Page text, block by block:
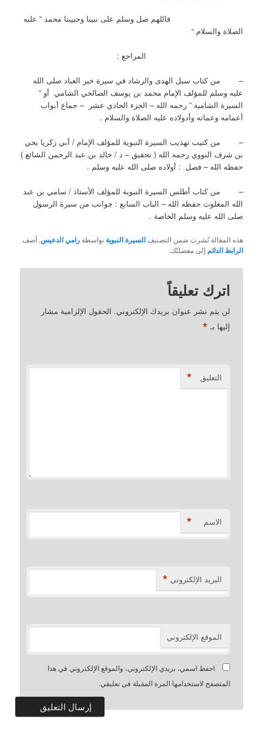
فاللهم صل وسلم على نبينا وحبيبنا محمد ” عليه
الصلاة والسلام “
المراجع :
– من كتاب سبل الهدى والرشاد في سيرة خير العباد صلى الله
عليه وسلم للمؤلف الإمام محمد بن يوسف الصالحي الشامي أو ”
السيرة الشامية ” رحمه الله – الجزء الحادي عشر – جماع أبواب
أعمامه وعماته وأدولاده عليه الصلاة والسلام .
– من كتيب تهذيب السيرة النبوية للمؤلف الإمام / أبي زكريا يحي
بن شرف النووي رحمه الله ( تحقيق – د / خالد بن عبد الرحمن الشائع )
حفظه الله – فصل : أولاده صلى الله عليه وسلم .
– من كتاب أطلس السيرة النبوية للمؤلف الأستاذ / سامي بن عبد
الله المغلوث حفظه الله – الباب السابع : جوانب من سيرة الرسول
صلى الله عليه وسلم الخاصة .
هذه المقالة نُشرت ضمن التصنيفالسيرة النبوية بواسطةرامي الدعيس. أضف
الرابط الدائم إلى مفضلتّك.
اترك تعليقاً
لن يتم نشر عنوان بريدك الإلكتروني. الحقول الإلزامية مشار
إليها بـ *
التعليق *
الاسم *
البريد الإلكتروني *
الموقع الإلكتروني
احفظ اسمي، بريدي الإلكتروني، والموقع الإلكتروني في هذا
المتصفح لاستخدامها المرة المقبلة في تعليقي.